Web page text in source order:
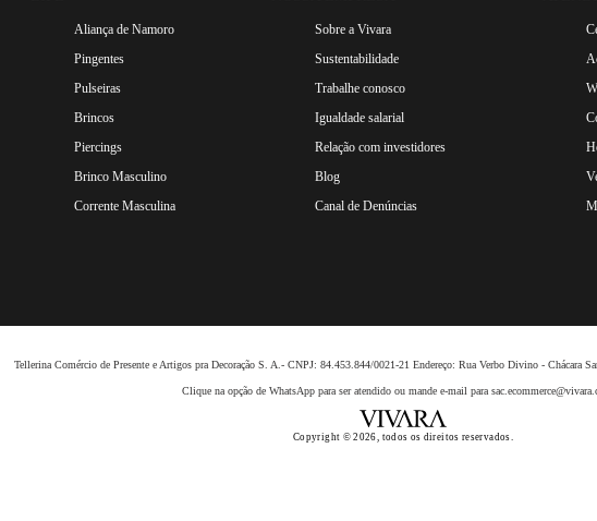
Aliança de Namoro
Pingentes
Pulseiras
Brincos
Piercings
Brinco Masculino
Corrente Masculina
Sobre a Vivara
Sustentabilidade
Trabalhe conosco
Igualdade salarial
Relação com investidores
Blog
Canal de Denúncias
Tellerina Comércio de Presente e Artigos pra Decoração S. A.- CNPJ: 84.453.844/0021-21 Endereço: Rua Verbo Divino - Chácara
Clique na opção de WhatsApp para ser atendido ou mande e-mail para
Copyright © 2026, todos os direitos reservados.